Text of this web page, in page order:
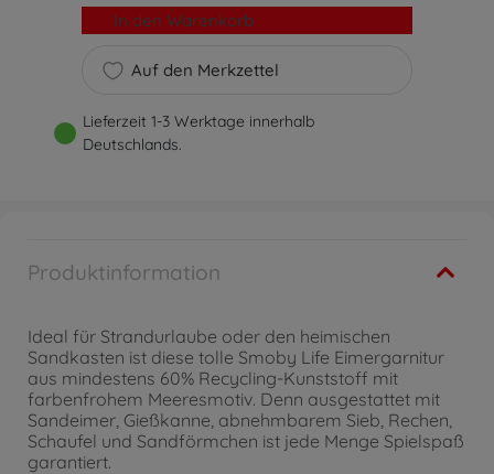
Auf den Merkzettel
In den Warenkorb
Lieferzeit 1-3 Werktage innerhalb
Deutschlands.
Produktinformation
Ideal für Strandurlaube oder den heimischen
Sandkasten ist diese tolle Smoby Life Eimergarnitur
aus mindestens 60% Recycling-Kunststoff mit
farbenfrohem Meeresmotiv. Denn ausgestattet mit
Sandeimer, Gießkanne, abnehmbarem Sieb, Rechen,
Schaufel und Sandförmchen ist jede Menge Spielspaß
garantiert.